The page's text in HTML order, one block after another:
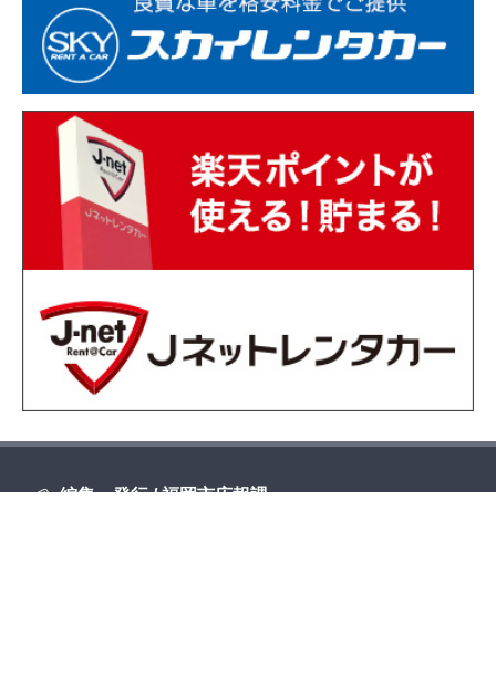
編集・発行 / 福岡市広報課